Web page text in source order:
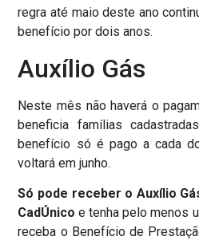
regra até maio deste ano
benefício por dois anos.
Auxílio Gás
Neste mês não haverá o
beneficia famílias
benefício só é pago a cada
voltará em junho.
Só pode receber o Auxílio
CadÚnico e tenha pelo menos
receba o Benefício de